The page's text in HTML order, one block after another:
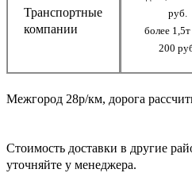
Транспортные
компании
руб.
более
200
Межгород 28р/км, дорога
Стоимость доставки в другие
уточняйте у менеджера.